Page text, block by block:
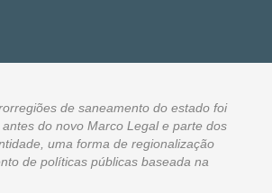
de saneamento do estado foi
do novo Marco Legal e parte dos
uma forma de regionalização
de políticas públicas baseada na